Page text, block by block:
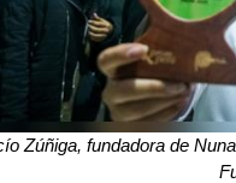
Zúñiga, fundadora de